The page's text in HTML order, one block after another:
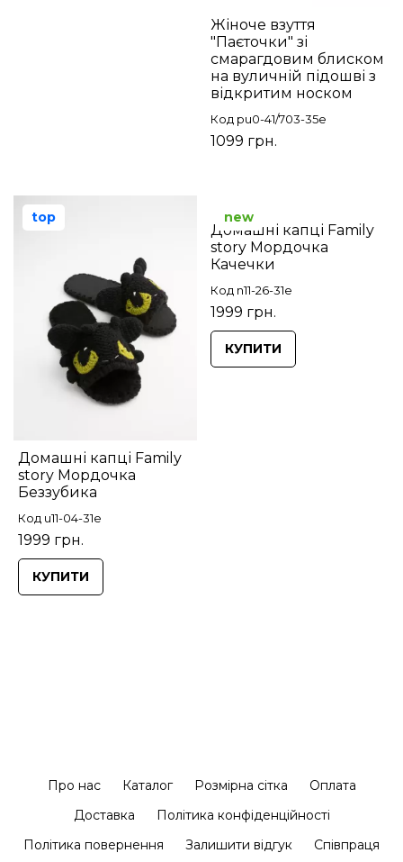
Жіноче взуття
"Паєточки" зі
смарагдовим блиском
на вуличній підошві з
відкритим носком
Код pu0-41/703-35e
1099 грн.
Домашні капці Family
story Мордочка
Беззубика
Код u11-04-31e
1999 грн.
top
КУПИТИ
Домашні капці Family
story Мордочка
Качечки
Код n11-26-31e
1999 грн.
new
КУПИТИ
Про нас Каталог Розмірна сітка
Оплата
Доставка
Політика конфіденційності
Політика повернення
Залишити відгук Співпраця